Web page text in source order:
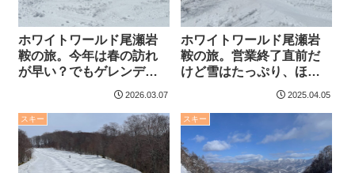
ホワイトワールド尾瀬岩
鞍の旅。今年は春の訪れ
が早い？でもゲレンデに
はまだ雪がたっぷり残っ
2026.03.07
ホワイトワールド尾瀬岩
鞍の旅。営業終了直前だ
けど雪はたっぷり、ほぼ
全コース滑れるコンディ
2025.04.05
スキー スキー